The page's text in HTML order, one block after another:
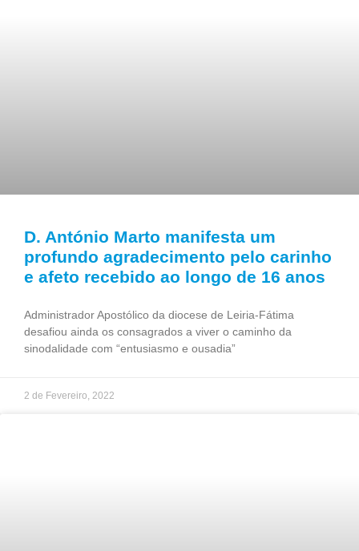
D. António Marto manifesta um
profundo agradecimento pelo carinho
e afeto recebido ao longo de 16 anos
Administrador Apostólico da diocese de Leiria-Fátima
desafiou ainda os consagrados a viver o caminho da
sinodalidade com “entusiasmo e ousadia”
2 de Fevereiro, 2022